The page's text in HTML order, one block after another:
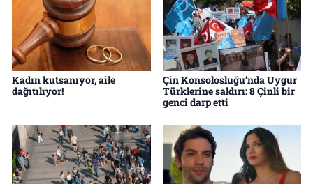
Kadın kutsanıyor, aile
dağıtılıyor!
Çin Konsolosluğu’nda Uygur
Türklerine saldırı: 8 Çinli bir
genci darp etti